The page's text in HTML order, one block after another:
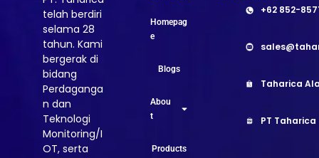
telah berdiri
selama 28
tahun. Kami
bergerak di
bidang
Perdaganga
n dan
Teknologi
Monitoring/I
OT, serta
Homepag
e
Blogs
Abou
t
Products
+62 852-
Taharica
PT Taharica